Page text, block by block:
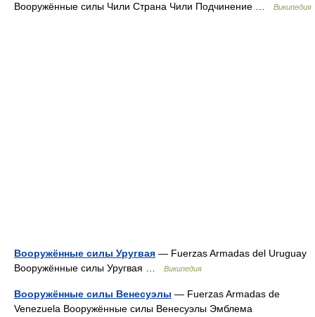
Вооружённые силы Чили Страна Чили Подчинение …
Википедия
Вооружённые силы Уругвая — Fuerzas Armadas del Uruguay
Вооружённые силы Уругвая …
Википедия
Вооружённые силы Венесуэлы — Fuerzas Armadas de
Venezuela Вооружённые силы Венесуэлы Эмблема